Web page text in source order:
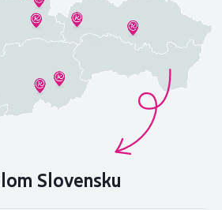
Slovensku